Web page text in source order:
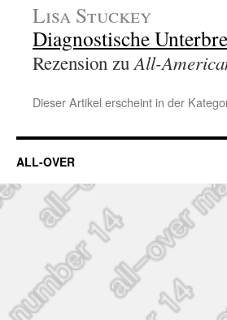
Lisa Stuckey
Diagnostische
Rezension zuAll-
Dieser Artikel erscheint in der
ALL-OVER